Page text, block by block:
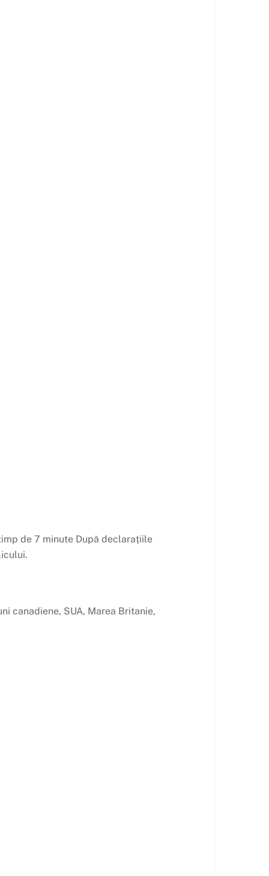
de 7 minute După declarațiile
canadiene, SUA, Marea Britanie,